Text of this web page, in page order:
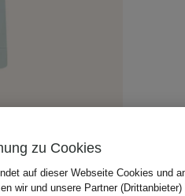
zu Cookies
auf dieser Webseite Cookies und
wir und unsere Partner